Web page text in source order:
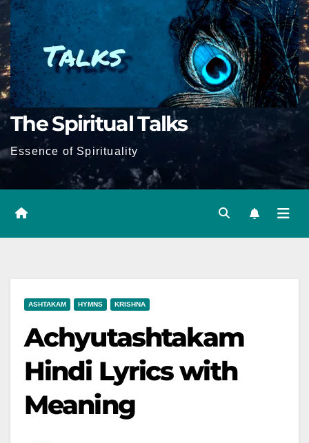
The Spiritual Talks
Essence of Spirituality
ASHTAKAM HYMNS KRISHNA
Achyutashtakam
Hindi Lyrics with
Meaning